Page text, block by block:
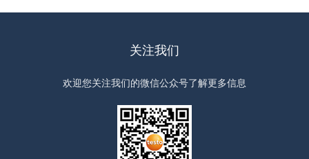
关注我们
欢迎您关注我们的微信公众号了解更多信息